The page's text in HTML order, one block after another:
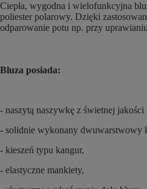
Ciepła, wygodna i wielofunkcyjna
poliester polarowy. Dzięki
odparowanie potu np. przy
Bluza posiada:
- naszytą naszywkę z świetnej jakości
- solidnie wykonany dwuwarstwowy
- kieszeń typu kangur,
- elastyczne mankiety,